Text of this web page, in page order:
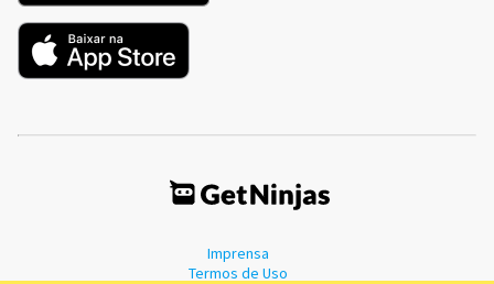
Imprensa
Termos de Uso